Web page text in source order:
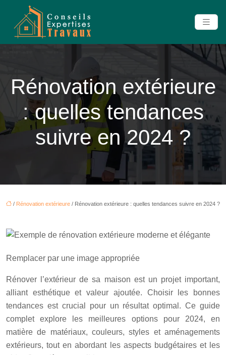
Rénovation extérieure
: quelles tendances
suivre en 2024 ?
/ Rénovation extérieure / Rénovation extérieure : quelles tendances suivre en 2024 ?
Remplacer par une image appropriée
Rénover l’extérieur de sa maison est un projet important,
alliant esthétique et valeur ajoutée. Choisir les bonnes
tendances est crucial pour un résultat optimal. Ce guide
complet explore les meilleures options pour 2024, en
matière de matériaux, couleurs, styles et aménagements
extérieurs, tout en abordant les aspects budgétaires et les